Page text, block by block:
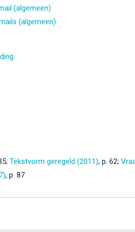
(algemeen)
(algemeen)
Tekstvorm geregeld (2011), p. 62;
, p. 87